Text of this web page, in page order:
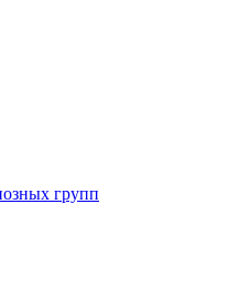
групп